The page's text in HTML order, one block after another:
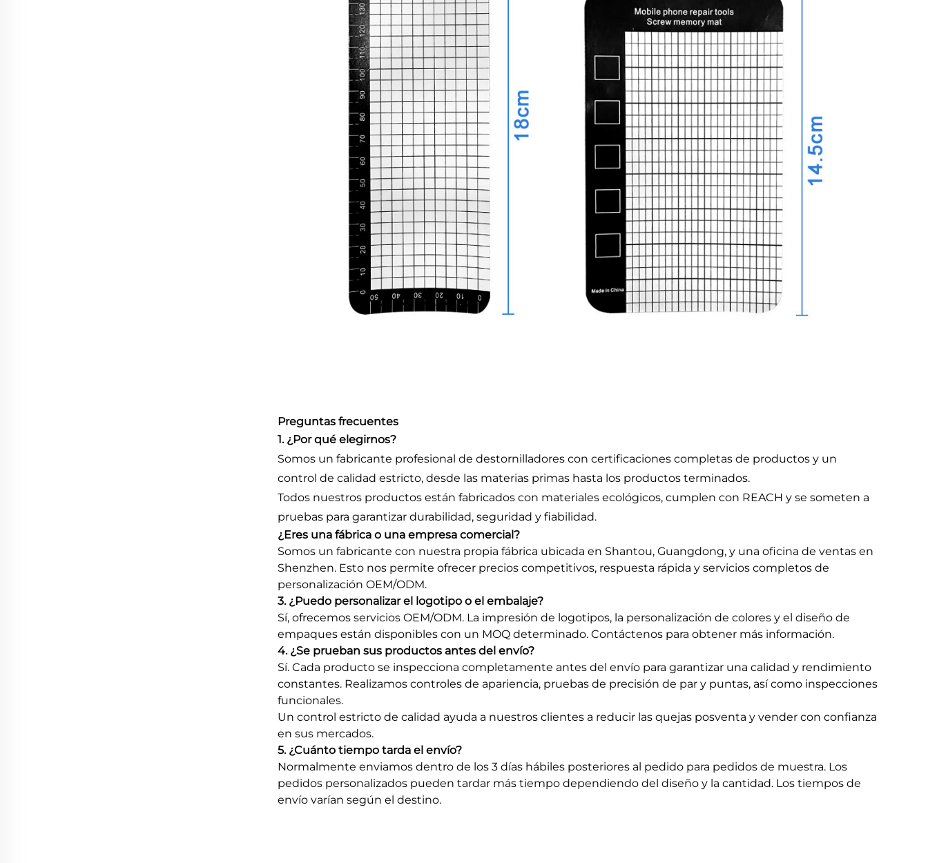
Preguntas frecuentes
1. ¿Por qué elegirnos?
Somos un fabricante profesional de destornilladores con certificaciones completas de productos y un
control de calidad estricto, desde las materias primas hasta los productos terminados.
Todos nuestros productos están fabricados con materiales ecológicos, cumplen con REACH y se someten a
pruebas para garantizar durabilidad, seguridad y fiabilidad.
¿Eres una fábrica o una empresa comercial?
Somos un fabricante con nuestra propia fábrica ubicada en Shantou, Guangdong, y una oficina de ventas en
Shenzhen. Esto nos permite ofrecer precios competitivos, respuesta rápida y servicios completos de
personalización OEM/ODM.
3. ¿Puedo personalizar el logotipo o el embalaje?
Sí, ofrecemos servicios OEM/ODM. La impresión de logotipos, la personalización de colores y el diseño de
empaques están disponibles con un MOQ determinado. Contáctenos para obtener más información.
4. ¿Se prueban sus productos antes del envío?
Sí. Cada producto se inspecciona completamente antes del envío para garantizar una calidad y rendimiento
constantes. Realizamos controles de apariencia, pruebas de precisión de par y puntas, así como inspecciones
funcionales.
Un control estricto de calidad ayuda a nuestros clientes a reducir las quejas posventa y vender con confianza
en sus mercados.
5. ¿Cuánto tiempo tarda el envío?
Normalmente enviamos dentro de los 3 días hábiles posteriores al pedido para pedidos de muestra. Los
pedidos personalizados pueden tardar más tiempo dependiendo del diseño y la cantidad. Los tiempos de
envío varían según el destino.